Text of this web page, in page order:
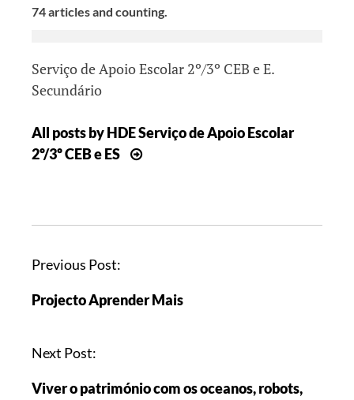
74 articles and counting.
Serviço de Apoio Escolar 2º/3º CEB e E.
Secundário
All posts by HDE Serviço de Apoio Escolar
2º/3º CEB e ES
Previous Post:
Projecto Aprender Mais
Next Post:
Viver o património com os oceanos, robots,